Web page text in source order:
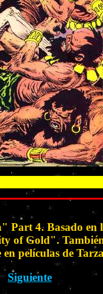
4. Basado en
of Gold".
películas de
Siguiente